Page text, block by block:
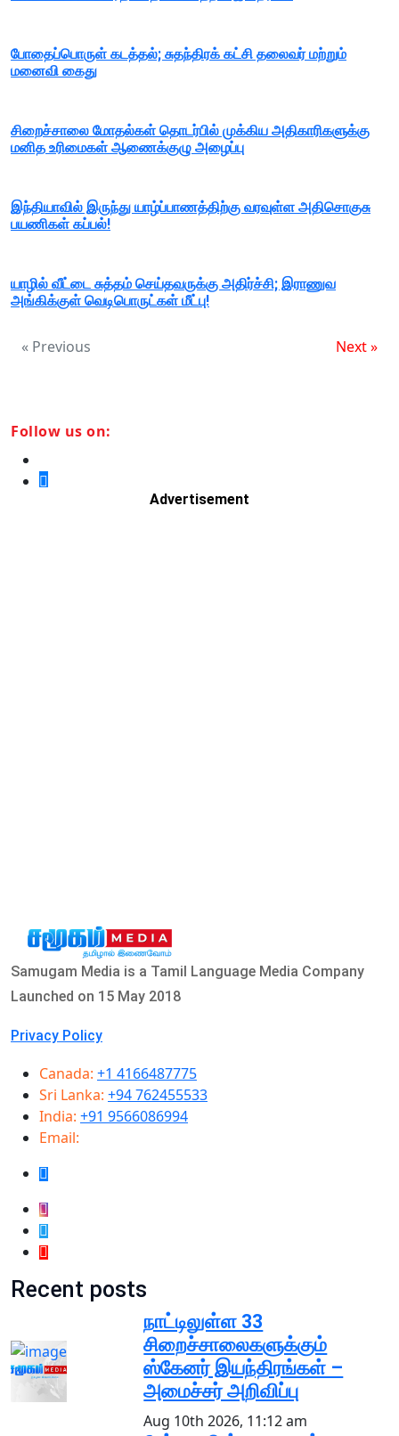
போதைப்பொருள் கடத்தல்; சுதந்திரக் கட்சி தலைவர் மற்றும்
மனைவி கைது
சிறைச்சாலை மோதல்கள் தொடர்பில் முக்கிய அதிகாரிகளுக்கு
மனித உரிமைகள் ஆணைக்குழு அழைப்பு
இந்தியாவில் இருந்து யாழ்ப்பாணத்திற்கு வரவுள்ள அதிசொகுசு
பயணிகள் கப்பல்!
யாழில் வீட்டை சுத்தம் செய்தவருக்கு அதிர்ச்சி; இராணுவ
அங்கிக்குள் வெடிபொருட்கள் மீட்பு!
« Previous Next »
Follow us on:
Advertisement
Samugam Media is a Tamil Language Media Company
Launched on 15 May 2018
Privacy Policy
Canada: +1 4166487775
Sri Lanka: +94 762455533
India: +91 9566086994
Email:
Recent posts
நாட்டிலுள்ள 33
சிறைச்சாலைகளுக்கும்
ஸ்கேனர் இயந்திரங்கள் –
அமைச்சர் அறிவிப்பு
Aug 10th 2026, 11:12 am